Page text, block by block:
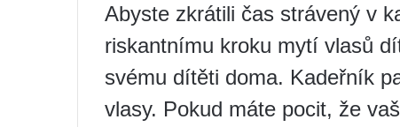
Abyste zkrátili čas strávený v
riskantnímu kroku mytí vlasů
svému dítěti doma. Kadeřník
vlasy. Pokud máte pocit, že